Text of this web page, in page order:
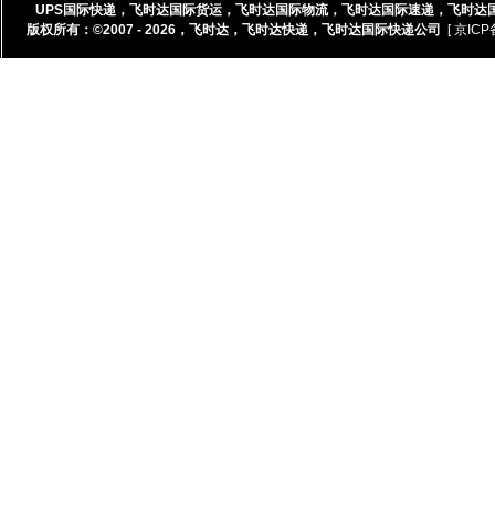
UPS国际快递 ， 飞时达国际货运 ， 飞时达国际物流， 飞时达国际速递 ， 飞时达
版权所有：©2007 - 2026， 飞时达， 飞时达快递， 飞时达国际快递公司 [ 京ICP